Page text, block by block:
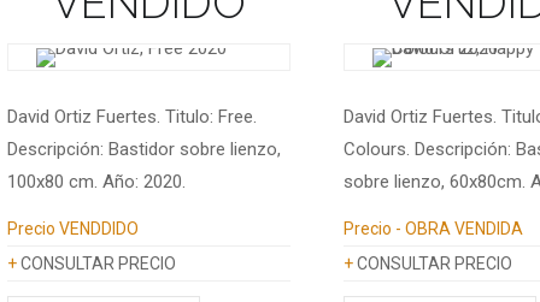
David Ortiz Fuertes. Titulo: Free.
Descripción: Bastidor sobre lienzo,
100x80 cm. Año: 2020.
Precio VENDDIDO
+CONSULTAR PRECIO
David Ortiz Fuertes.
Colours. Descripción:
sobre lienzo, 60x80cm.
Precio - OBRA VENDIDA
+CONSULTAR PRECIO